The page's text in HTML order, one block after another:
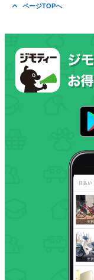
ページTOPへ